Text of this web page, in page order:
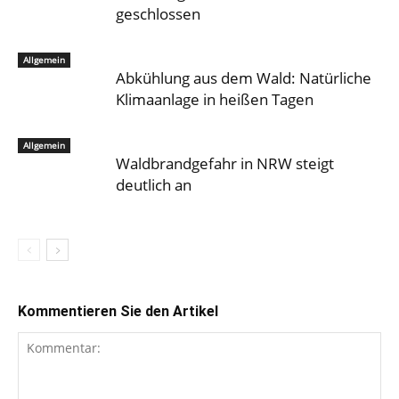
geschlossen
Allgemein
Abkühlung aus dem Wald: Natürliche
Klimaanlage in heißen Tagen
Allgemein
Waldbrandgefahr in NRW steigt
deutlich an
Kommentieren Sie den Artikel